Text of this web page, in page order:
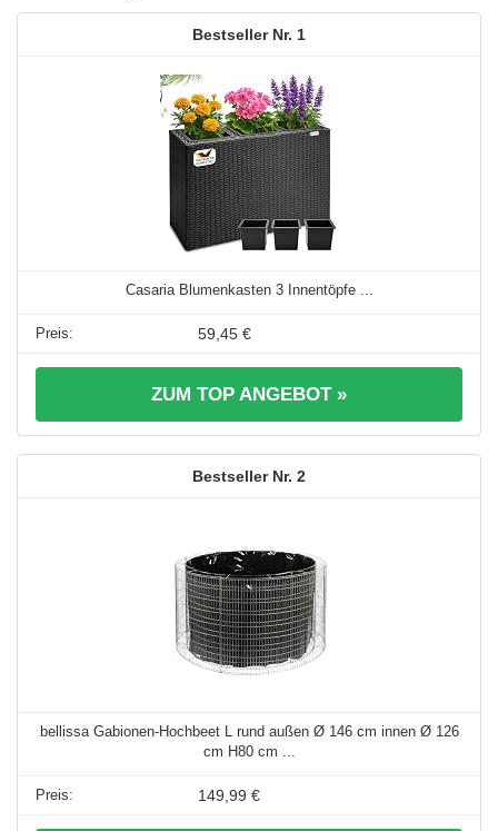
1
Casaria Blumenkasten 3 Innentöpfe ...
59,45 €
ZUM TOP ANGEBOT »
2
bellissa Gabionen-Hochbeet L rund außen Ø 146 cm innen Ø 126
cm H80 cm ...
149,99 €